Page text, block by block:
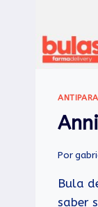
Por
Bula
saber